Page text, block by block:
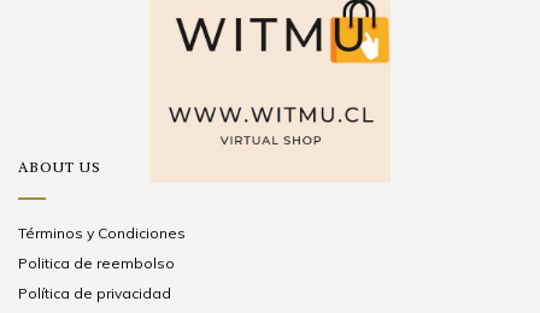
ABOUT US
Términos y Condiciones
Politica de reembolso
Política de privacidad